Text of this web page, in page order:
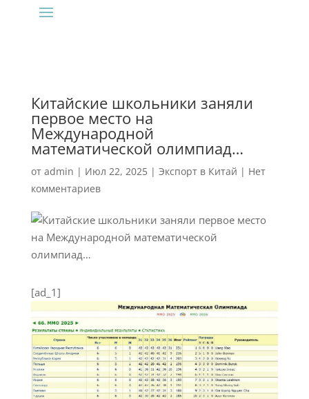
Китайские школьники заняли
первое место на
Международной
математической олимпиад…
от admin | Июл 22, 2025| Экспорт в Китай | Нет
комментариев
[ad_1]